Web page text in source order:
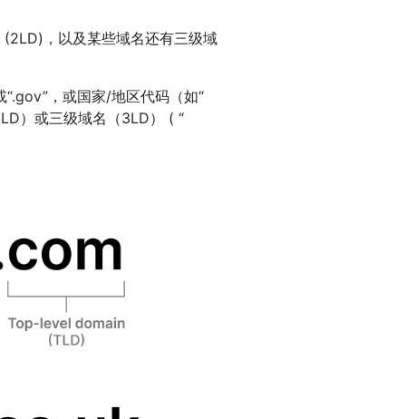
(2LD)，以及某些域名还有三级域
“.gov”，或国家/地区代码（如“
）或三级域名（3LD） ( “